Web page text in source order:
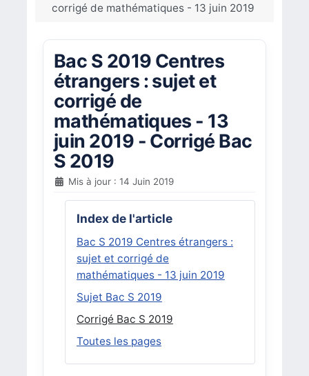
corrigé de mathématiques - 13 juin 2019
Bac S 2019 Centres
étrangers : sujet et
corrigé de
mathématiques - 13
juin 2019 - Corrigé Bac
S 2019
Mis à jour : 14 Juin 2019
Index de l'article
Bac S 2019 Centres étrangers :
sujet et corrigé de
mathématiques - 13 juin 2019
Sujet Bac S 2019
Corrigé Bac S 2019
Toutes les pages